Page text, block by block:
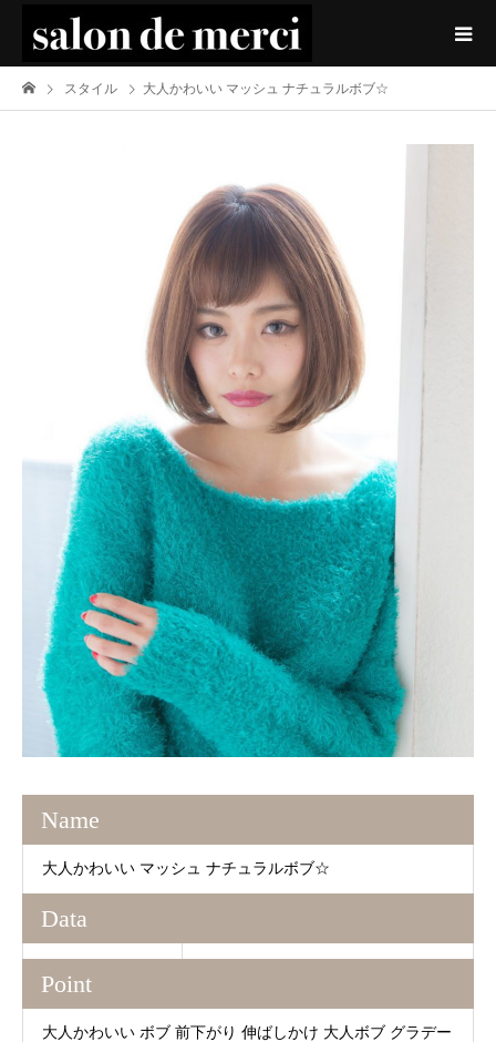
スタイル 大人かわいい マッシュ ナチュラルボブ☆
Name
大人かわいい マッシュ ナチュラルボブ☆
Data
Point
大人かわいい ボブ 前下がり 伸ばしかけ 大人ボブ グラデー